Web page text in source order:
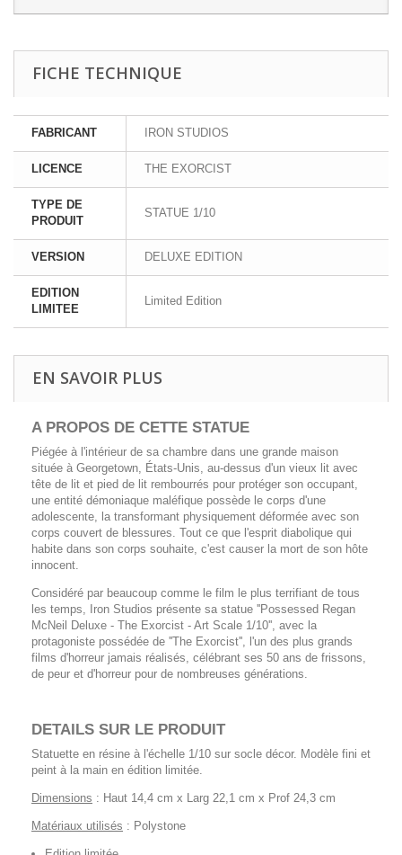
FICHE TECHNIQUE
FABRICANT IRON STUDIOS
LICENCE THE EXORCIST
TYPE DE
PRODUIT
STATUE 1/10
VERSION DELUXE EDITION
EDITION
LIMITEE
Limited Edition
EN SAVOIR PLUS
A PROPOS DE CETTE STATUE
Piégée à l'intérieur de sa chambre dans une grande maison
située à Georgetown, États-Unis, au-dessus d'un vieux lit avec
tête de lit et pied de lit rembourrés pour protéger son occupant,
une entité démoniaque maléfique possède le corps d'une
adolescente, la transformant physiquement déformée avec son
corps couvert de blessures. Tout ce que l'esprit diabolique qui
habite dans son corps souhaite, c'est causer la mort de son hôte
innocent.
Considéré par beaucoup comme le film le plus terrifiant de tous
les temps, Iron Studios présente sa statue ''Possessed Regan
McNeil Deluxe - The Exorcist - Art Scale 1/10'', avec la
protagoniste possédée de ''The Exorcist'', l'un des plus grands
films d'horreur jamais réalisés, célébrant ses 50 ans de frissons,
de peur et d'horreur pour de nombreuses générations.
DETAILS SUR LE PRODUIT
Statuette en résine à l'échelle 1/10 sur socle décor. Modèle fini et
peint à la main en édition limitée.
Dimensions : Haut 14,4 cm x Larg 22,1 cm x Prof 24,3 cm
Matériaux utilisés : Polystone